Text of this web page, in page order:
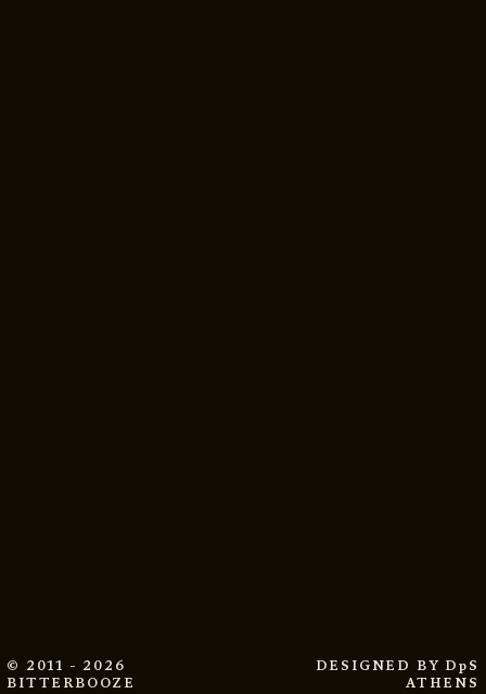
© 2011 - 2026
BITTERBOOZE
DESIGNED BY DpS
ATHENS